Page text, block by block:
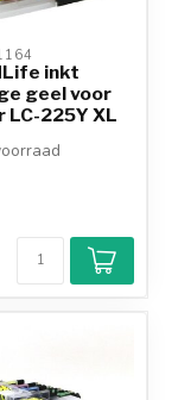
inkt
geel voor
LC-225Y XL